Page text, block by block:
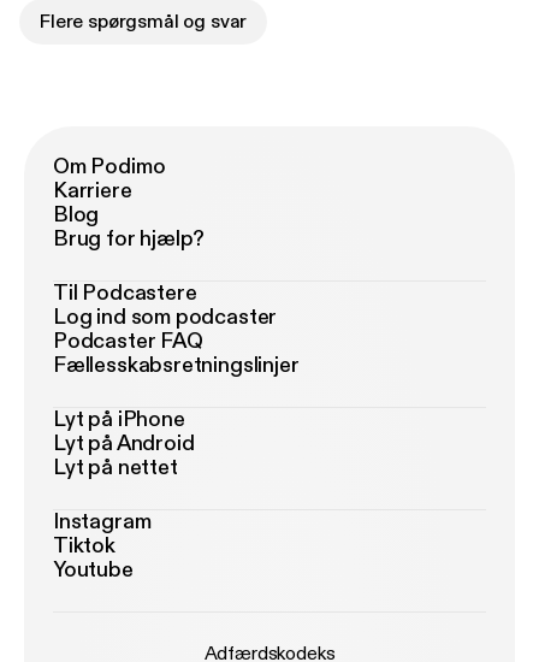
Flere spørgsmål og svar
Om Podimo
Karriere
Blog
Brug for hjælp?
Til Podcastere
Log ind som podcaster
Podcaster FAQ
Fællesskabsretningslinjer
Lyt på iPhone
Lyt på Android
Lyt på nettet
Instagram
Tiktok
Youtube
Adfærdskodeks